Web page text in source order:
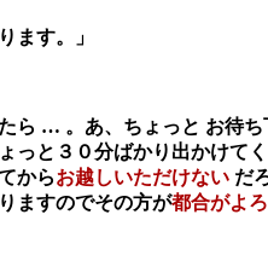
ます。」
たら … 。あ、ちょっと お待
っと３０分ばかり出かけて
からお越しいただけないだ
ますのでその方が都合がよ